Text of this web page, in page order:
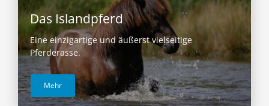
Das Islandpferd
Eine einzigartige und äußerst vielseitige
Pferderasse.
Mehr